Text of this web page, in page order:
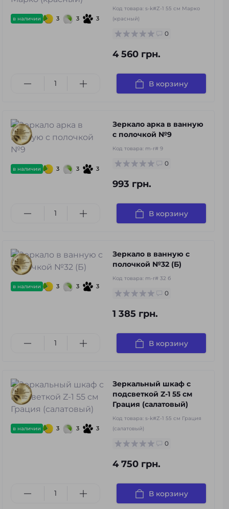
в наличии 3 3 3
Код товара: s-k#Z-1 55 см Марко
(красный)
0
4 560 грн.
В корзину
в наличии 3 3 3
Зеркало арка в ванную
с полочкой №9
Код товара: m-r# 9
0
993 грн.
В корзину
в наличии 3 3 3
Зеркало в ванную с
полочкой №32 (Б)
Код товара: m-r# 32 б
0
1 385 грн.
В корзину
в наличии 3 3 3
Зеркальный шкаф с
подсветкой Z-1 55 см
Грация (салатовый)
Код товара: s-k#Z-1 55 см Грация
(салатовый)
0
4 750 грн.
В корзину